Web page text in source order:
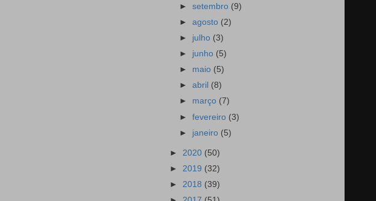
►setembro (9)
►agosto (2)
► julho (3)
► junho (5)
► maio (5)
►abril (8)
► março (7)
►fevereiro (3)
► janeiro (5)
► 2020 (50)
► 2019 (32)
► 2018 (39)